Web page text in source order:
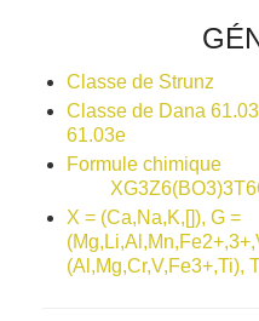
Classe de
Classe de Dana
61.03e
Formule chimique
X = (Ca,Na,K,[]), G =
(Al,Mg,Cr,V,Fe3+,Ti),